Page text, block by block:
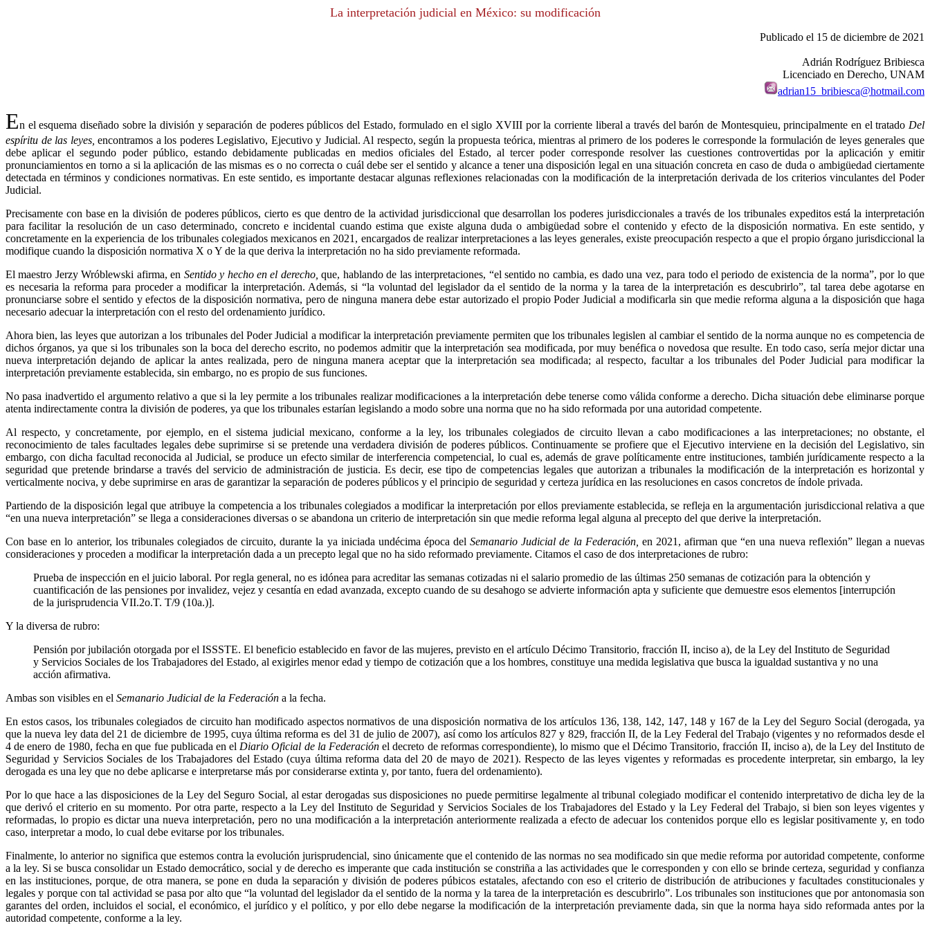
La interpretación judicial en México: su modificación
Publicado el 15 de diciembre de 2021
Adrián Rodríguez Bribiesca
Licenciado en Derecho, UNAM
adrian15_bribiesca@hotmail.com
En el esquema diseñado sobre la división y separación de poderes públicos del Estado, formulado en el siglo XVIII por la corriente liberal a través del barón de Montesquieu, principalmente en el tratado Del
espíritu de las leyes, encontramos a los poderes Legislativo, Ejecutivo y Judicial. Al respecto, según la propuesta teórica, mientras al primero de los poderes le corresponde la formulación de leyes generales que
debe aplicar el segundo poder público, estando debidamente publicadas en medios oficiales del Estado, al tercer poder corresponde resolver las cuestiones controvertidas por la aplicación y emitir
pronunciamientos en torno a si la aplicación de las mismas es o no correcta o cuál debe ser el sentido y alcance a tener una disposición legal en una situación concreta en caso de duda o ambigüedad ciertamente
detectada en términos y condiciones normativas. En este sentido, es importante destacar algunas reflexiones relacionadas con la modificación de la interpretación derivada de los criterios vinculantes del Poder
Judicial.
Precisamente con base en la división de poderes públicos, cierto es que dentro de la actividad jurisdiccional que desarrollan los poderes jurisdiccionales a través de los tribunales expeditos está la interpretación
para facilitar la resolución de un caso determinado, concreto e incidental cuando estima que existe alguna duda o ambigüedad sobre el contenido y efecto de la disposición normativa. En este sentido, y
concretamente en la experiencia de los tribunales colegiados mexicanos en 2021, encargados de realizar interpretaciones a las leyes generales, existe preocupación respecto a que el propio órgano jurisdiccional la
modifique cuando la disposición normativa X o Y de la que deriva la interpretación no ha sido previamente reformada.
El maestro Jerzy Wróblewski afirma, en Sentido y hecho en el derecho, que, hablando de las interpretaciones, “el sentido no cambia, es dado una vez, para todo el periodo de existencia de la norma”, por lo que
es necesaria la reforma para proceder a modificar la interpretación. Además, si “la voluntad del legislador da el sentido de la norma y la tarea de la interpretación es descubrirlo”, tal tarea debe agotarse en
pronunciarse sobre el sentido y efectos de la disposición normativa, pero de ninguna manera debe estar autorizado el propio Poder Judicial a modificarla sin que medie reforma alguna a la disposición que haga
necesario adecuar la interpretación con el resto del ordenamiento jurídico.
Ahora bien, las leyes que autorizan a los tribunales del Poder Judicial a modificar la interpretación previamente permiten que los tribunales legislen al cambiar el sentido de la norma aunque no es competencia de
dichos órganos, ya que si los tribunales son la boca del derecho escrito, no podemos admitir que la interpretación sea modificada, por muy benéfica o novedosa que resulte. En todo caso, sería mejor dictar una
nueva interpretación dejando de aplicar la antes realizada, pero de ninguna manera aceptar que la interpretación sea modificada; al respecto, facultar a los tribunales del Poder Judicial para modificar la
interpretación previamente establecida, sin embargo, no es propio de sus funciones.
No pasa inadvertido el argumento relativo a que si la ley permite a los tribunales realizar modificaciones a la interpretación debe tenerse como válida conforme a derecho. Dicha situación debe eliminarse porque
atenta indirectamente contra la división de poderes, ya que los tribunales estarían legislando a modo sobre una norma que no ha sido reformada por una autoridad competente.
Al respecto, y concretamente, por ejemplo, en el sistema judicial mexicano, conforme a la ley, los tribunales colegiados de circuito llevan a cabo modificaciones a las interpretaciones; no obstante, el
reconocimiento de tales facultades legales debe suprimirse si se pretende una verdadera división de poderes públicos. Continuamente se profiere que el Ejecutivo interviene en la decisión del Legislativo, sin
embargo, con dicha facultad reconocida al Judicial, se produce un efecto similar de interferencia competencial, lo cual es, además de grave políticamente entre instituciones, también jurídicamente respecto a la
seguridad que pretende brindarse a través del servicio de administración de justicia. Es decir, ese tipo de competencias legales que autorizan a tribunales la modificación de la interpretación es horizontal y
verticalmente nociva, y debe suprimirse en aras de garantizar la separación de poderes públicos y el principio de seguridad y certeza jurídica en las resoluciones en casos concretos de índole privada.
Partiendo de la disposición legal que atribuye la competencia a los tribunales colegiados a modificar la interpretación por ellos previamente establecida, se refleja en la argumentación jurisdiccional relativa a que
“en una nueva interpretación” se llega a consideraciones diversas o se abandona un criterio de interpretación sin que medie reforma legal alguna al precepto del que derive la interpretación.
Con base en lo anterior, los tribunales colegiados de circuito, durante la ya iniciada undécima época delSemanario Judicial de la Federación, en 2021, afirman que “en una nueva reflexión” llegan a nuevas
consideraciones y proceden a modificar la interpretación dada a un precepto legal que no ha sido reformado previamente. Citamos el caso de dos interpretaciones de rubro:
Prueba de inspección en el juicio laboral. Por regla general, no es idónea para acreditar las semanas cotizadas ni el salario promedio de las últimas 250 semanas de cotización para la obtención y
cuantificación de las pensiones por invalidez, vejez y cesantía en edad avanzada, excepto cuando de su desahogo se advierte información apta y suficiente que demuestre esos elementos [interrupción
de la jurisprudencia VII.2o.T. T/9 (10a.)].
Y la diversa de rubro:
Pensión por jubilación otorgada por el ISSSTE. El beneficio establecido en favor de las mujeres, previsto en el artículo Décimo Transitorio, fracción II, inciso a), de la Ley del Instituto de Seguridad
y Servicios Sociales de los Trabajadores del Estado, al exigirles menor edad y tiempo de cotización que a los hombres, constituye una medida legislativa que busca la igualdad sustantiva y no una
acción afirmativa.
Ambas son visibles en el Semanario Judicial de la Federación a la fecha.
En estos casos, los tribunales colegiados de circuito han modificado aspectos normativos de una disposición normativa de los artículos 136, 138, 142, 147, 148 y 167 de la Ley del Seguro Social (derogada, ya
que la nueva ley data del 21 de diciembre de 1995, cuya última reforma es del 31 de julio de 2007), así como los artículos 827 y 829, fracción II, de la Ley Federal del Trabajo (vigentes y no reformados desde el
4 de enero de 1980, fecha en que fue publicada en el Diario Oficial de la Federación el decreto de reformas correspondiente), lo mismo que el Décimo Transitorio, fracción II, inciso a), de la Ley del Instituto de
Seguridad y Servicios Sociales de los Trabajadores del Estado (cuya última reforma data del 20 de mayo de 2021). Respecto de las leyes vigentes y reformadas es procedente interpretar, sin embargo, la ley
derogada es una ley que no debe aplicarse e interpretarse más por considerarse extinta y, por tanto, fuera del ordenamiento).
Por lo que hace a las disposiciones de la Ley del Seguro Social, al estar derogadas sus disposiciones no puede permitirse legalmente al tribunal colegiado modificar el contenido interpretativo de dicha ley de la
que derivó el criterio en su momento. Por otra parte, respecto a la Ley del Instituto de Seguridad y Servicios Sociales de los Trabajadores del Estado y la Ley Federal del Trabajo, si bien son leyes vigentes y
reformadas, lo propio es dictar una nueva interpretación, pero no una modificación a la interpretación anteriormente realizada a efecto de adecuar los contenidos porque ello es legislar positivamente y, en todo
caso, interpretar a modo, lo cual debe evitarse por los tribunales.
Finalmente, lo anterior no significa que estemos contra la evolución jurisprudencial, sino únicamente que el contenido de las normas no sea modificado sin que medie reforma por autoridad competente, conforme
a la ley. Si se busca consolidar un Estado democrático, social y de derecho es imperante que cada institución se constriña a las actividades que le corresponden y con ello se brinde certeza, seguridad y confianza
en las instituciones, porque, de otra manera, se pone en duda la separación y división de poderes púbicos estatales, afectando con eso el criterio de distribución de atribuciones y facultades constitucionales y
legales y porque con tal actividad se pasa por alto que “la voluntad del legislador da el sentido de la norma y la tarea de la interpretación es descubrirlo”. Los tribunales son instituciones que por antonomasia son
garantes del orden, incluidos el social, el económico, el jurídico y el político, y por ello debe negarse la modificación de la interpretación previamente dada, sin que la norma haya sido reformada antes por la
autoridad competente, conforme a la ley.